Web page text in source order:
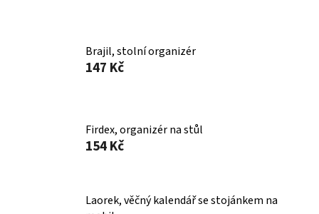
Brajil, stolní organizér
147 Kč
Firdex, organizér na stůl
154 Kč
Laorek, věčný kalendář se stojánkem na